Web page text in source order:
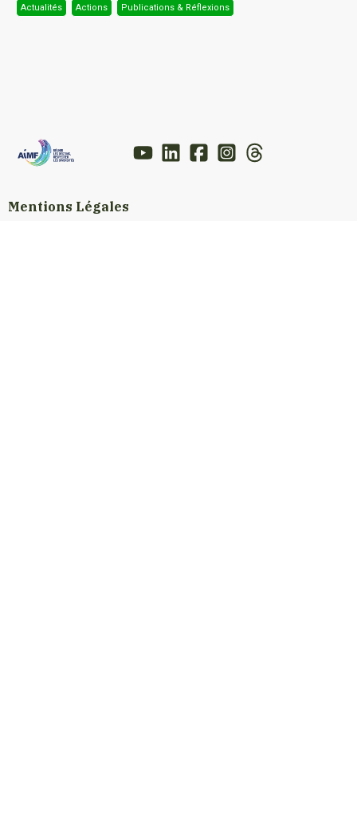
Actualités Actions Publications & Réflexions
Mentions Légales